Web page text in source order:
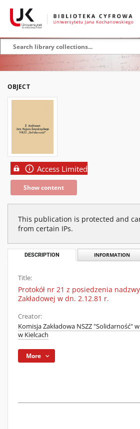
OBJECT
Access Limited
Show content
This publication is protected and
from certain IPs.
DESCRIPTION INFORMATION
Title:
Protokół nr 21 z posiedzenia
Zakładowej w dn. 2.12.81 r.
Creator:
Komisja Zakładowa NSZZ "Solidarność"
w Kielcach
More